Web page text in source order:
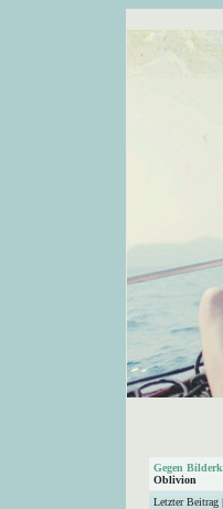
Gegen
Oblivion
Letzter Beitrag |